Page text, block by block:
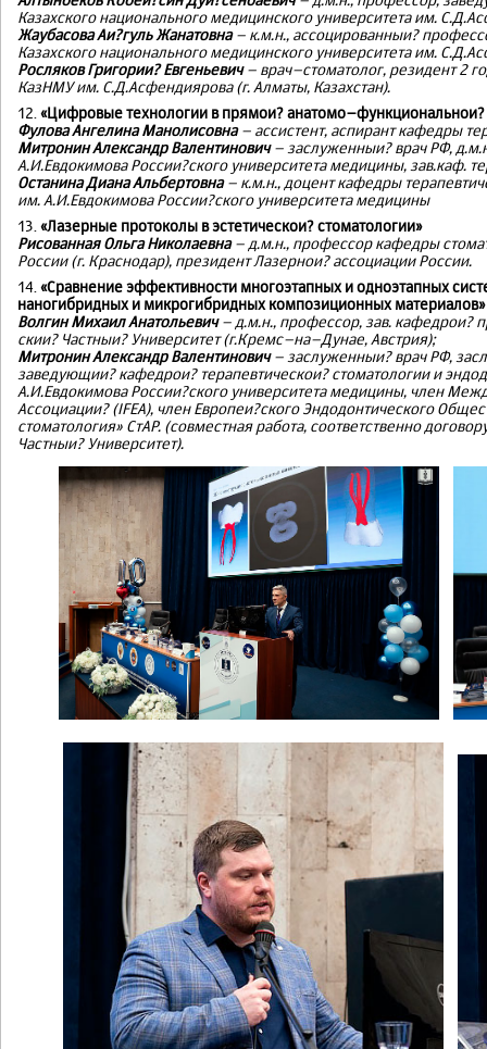
Казахского национального медицинского университета им.
Жаубасова Аи?гуль Жанатовна– к.м.н., ассоцированныи?
Казахского национального медицинского университета им.
Росляков Григории? Евгеньевич– врач–стоматолог, резидент 2
КазНМУ им. С.Д.Асфендиярова (г. Алматы, Казахстан).
12. «Цифровые технологии в прямои? анатомо–функциональнои?
Фулова Ангелина Манолисовна– ассистент, аспирант кафедры
Митронин Александр Валентинович– заслуженныи? врач РФ,
А.И.Евдокимова России?ского университета медицины, зав.каф.
Останина Диана Альбертовна– к.м.н., доцент кафедры
им. А.И.Евдокимова России?ского университета медицины
13. «Лазерные протоколы в эстетическои? стоматологии»
Рисованная Ольга Николаевна– д.м.н., профессор кафедры
России (г. Краснодар), президент Лазернои? ассоциации России.
14. «Сравнение эффективности многоэтапных и одноэтапных
наногибридных и микрогибридных композиционных материалов»
Волгин Михаил Анатольевич– д.м.н., профессор, зав. кафедрои?
скии? Частныи? Университет (г.Кремс–на–Дунае, Австрия);
Митронин Александр Валентинович– заслуженныи? врач РФ,
заведующии? кафедрои? терапевтическои? стоматологии и
А.И.Евдокимова России?ского университета медицины, член
Ассоциации? (IFEA), член Европеи?ского Эндодонтического
стоматология» СтАР. (совместная работа, соответственно
Частныи? Университет).